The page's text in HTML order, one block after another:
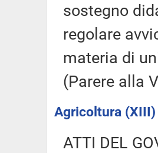
sostegno
regolare
materia di
(Parere alla
Agricoltura (XIII)
ATTI DEL